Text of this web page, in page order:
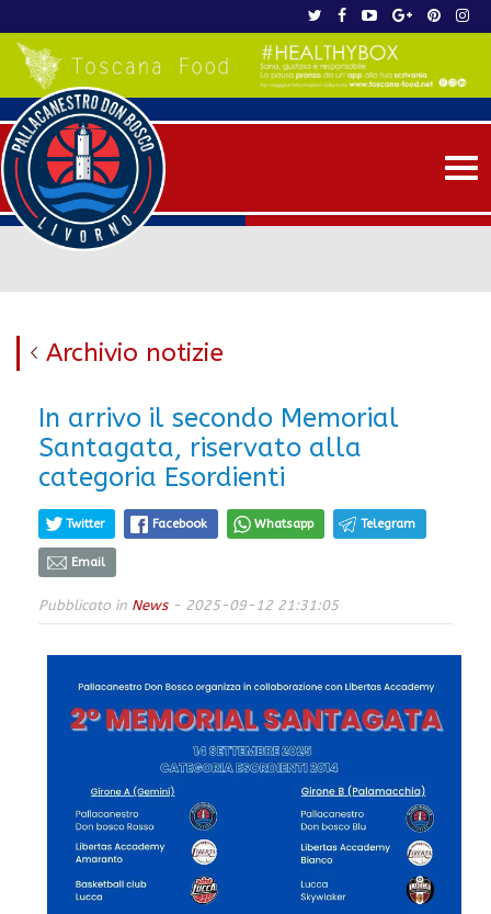
Archivio notizie
In arrivo il secondo Memorial
Santagata, riservato alla
categoria Esordienti
Twitter Facebook Whatsapp Telegram
Email
Pubblicato in News- 2025-09-12 21:31:05